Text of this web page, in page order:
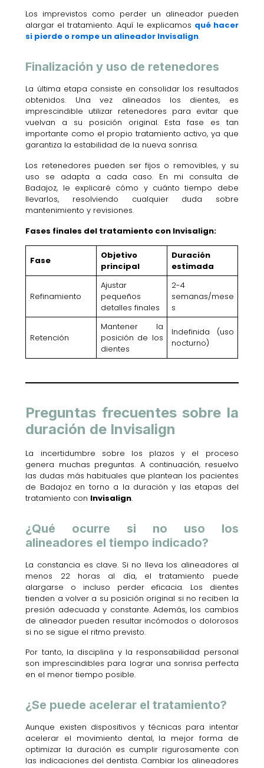
Los imprevistos como perder un alineador pueden
alargar el tratamiento. Aquí le explicamos qué hacer
si pierde o rompe un alineador Invisalign.
Finalización y uso de retenedores
La última etapa consiste en consolidar los resultados
obtenidos. Una vez alineados los dientes, es
imprescindible utilizar retenedores para evitar que
vuelvan a su posición original. Esta fase es tan
importante como el propio tratamiento activo, ya que
garantiza la estabilidad de la nueva sonrisa.
Los retenedores pueden ser fijos o removibles, y su
uso se adapta a cada caso. En mi consulta de
Badajoz, le explicaré cómo y cuánto tiempo debe
llevarlos, resolviendo cualquier duda sobre
mantenimiento y revisiones.
Fases finales del tratamiento con Invisalign:
Fase
Objetivo
principal
Duración
estimada
Refinamiento
Ajustar
pequeños
detalles finales
2-4
semanas/mese
s
Retención
Mantener la
posición de los
dientes
Indefinida (uso
nocturno)
Preguntas frecuentes sobre la
duración de Invisalign
La incertidumbre sobre los plazos y el proceso
genera muchas preguntas. A continuación, resuelvo
las dudas más habituales que plantean los pacientes
de Badajoz en torno a la duración y las etapas del
tratamiento con Invisalign.
¿Qué ocurre si no uso los
alineadores el tiempo indicado?
La constancia es clave. Si no lleva los alineadores al
menos 22 horas al día, el tratamiento puede
alargarse o incluso perder eficacia. Los dientes
tienden a volver a su posición original si no reciben la
presión adecuada y constante. Además, los cambios
de alineador pueden resultar incómodos o dolorosos
si no se sigue el ritmo previsto.
Por tanto, la disciplina y la responsabilidad personal
son imprescindibles para lograr una sonrisa perfecta
en el menor tiempo posible.
¿Se puede acelerar el tratamiento?
Aunque existen dispositivos y técnicas para intentar
acelerar el movimiento dental, la mejor forma de
optimizar la duración es cumplir rigurosamente con
las indicaciones del dentista. Cambiar los alineadores